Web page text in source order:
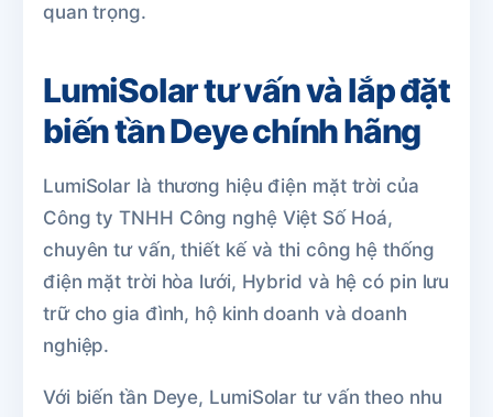
quan trọng.
LumiSolar tư vấn và lắp đặt
biến tần Deye chính hãng
LumiSolar là thương hiệu điện mặt trời của
Công ty TNHH Công nghệ Việt Số Hoá,
chuyên tư vấn, thiết kế và thi công hệ thống
điện mặt trời hòa lưới, Hybrid và hệ có pin lưu
trữ cho gia đình, hộ kinh doanh và doanh
nghiệp.
Với biến tần Deye, LumiSolar tư vấn theo nhu